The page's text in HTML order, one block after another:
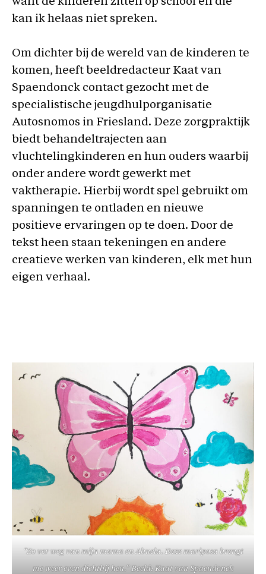
kan ik helaas niet spreken.
Om dichter bij de wereld van de kinderen te
komen, heeft beeldredacteur Kaat van
Spaendonck contact gezocht met de
specialistische jeugdhulporganisatie
Autosnomos in Friesland. Deze zorgpraktijk
biedt behandeltrajecten aan
vluchtelingkinderen en hun ouders waarbij
onder andere wordt gewerkt met
vaktherapie. Hierbij wordt spel gebruikt om
spanningen te ontladen en nieuwe
positieve ervaringen op te doen. Door de
tekst heen staan tekeningen en andere
creatieve werken van kinderen, elk met hun
eigen verhaal.
“Zo ver weg van mijn mama en Abuela. Deze mariposa brengt
me weer even dichtbij hen.” Beeld: Kaat van Spaendonck